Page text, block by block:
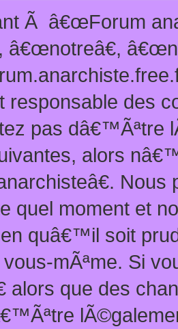
Ã â€œForum
â€œnotreâ€,
responsable des
pas dâ€™Ãªtre
alors
quel moment et
quâ€™il soit
vous-mÃªme. Si
alors que des